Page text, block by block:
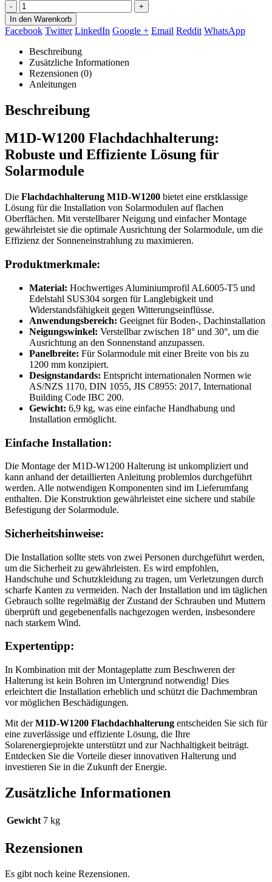
-
+
In den Warenkorb
Facebook Twitter LinkedIn Google + Email Reddit WhatsApp
Beschreibung
Zusätzliche Informationen
Rezensionen (0)
Anleitungen
Beschreibung
M1D-W1200 Flachdachhalterung:
Robuste und Effiziente Lösung für
Solarmodule
Die Flachdachhalterung M1D-W1200 bietet eine erstklassige
Lösung für die Installation von Solarmodulen auf flachen
Oberflächen. Mit verstellbarer Neigung und einfacher Montage
gewährleistet sie die optimale Ausrichtung der Solarmodule, um die
Effizienz der Sonneneinstrahlung zu maximieren.
Produktmerkmale:
Material: Hochwertiges Aluminiumprofil AL6005-T5 und
Edelstahl SUS304 sorgen für Langlebigkeit und
Widerstandsfähigkeit gegen Witterungseinflüsse.
Anwendungsbereich: Geeignet für Boden-, Dachinstallation
Neigungswinkel: Verstellbar zwischen 18° und 30°, um die
Ausrichtung an den Sonnenstand anzupassen.
Panelbreite: Für Solarmodule mit einer Breite von bis zu
1200 mm konzipiert.
Designstandards: Entspricht internationalen Normen wie
AS/NZS 1170, DIN 1055, JIS C8955: 2017, International
Building Code IBC 200.
Gewicht: 6,9 kg, was eine einfache Handhabung und
Installation ermöglicht.
Einfache Installation:
Die Montage der M1D-W1200 Halterung ist unkompliziert und
kann anhand der detaillierten Anleitung problemlos durchgeführt
werden. Alle notwendigen Komponenten sind im Lieferumfang
enthalten. Die Konstruktion gewährleistet eine sichere und stabile
Befestigung der Solarmodule.
Sicherheitshinweise:
Die Installation sollte stets von zwei Personen durchgeführt werden,
um die Sicherheit zu gewährleisten. Es wird empfohlen,
Handschuhe und Schutzkleidung zu tragen, um Verletzungen durch
scharfe Kanten zu vermeiden. Nach der Installation und im täglichen
Gebrauch sollte regelmäßig der Zustand der Schrauben und Muttern
überprüft und gegebenenfalls nachgezogen werden, insbesondere
nach starkem Wind.
Expertentipp:
In Kombination mit der Montageplatte zum Beschweren der
Halterung ist kein Bohren im Untergrund notwendig! Dies
erleichtert die Installation erheblich und schützt die Dachmembran
vor möglichen Beschädigungen.
Mit derM1D-W1200 Flachdachhalterung entscheiden Sie sich für
eine zuverlässige und effiziente Lösung, die Ihre
Solarenergieprojekte unterstützt und zur Nachhaltigkeit beiträgt.
Entdecken Sie die Vorteile dieser innovativen Halterung und
investieren Sie in die Zukunft der Energie.
Zusätzliche Informationen
Gewicht 7 kg
Rezensionen
Es gibt noch keine Rezensionen.